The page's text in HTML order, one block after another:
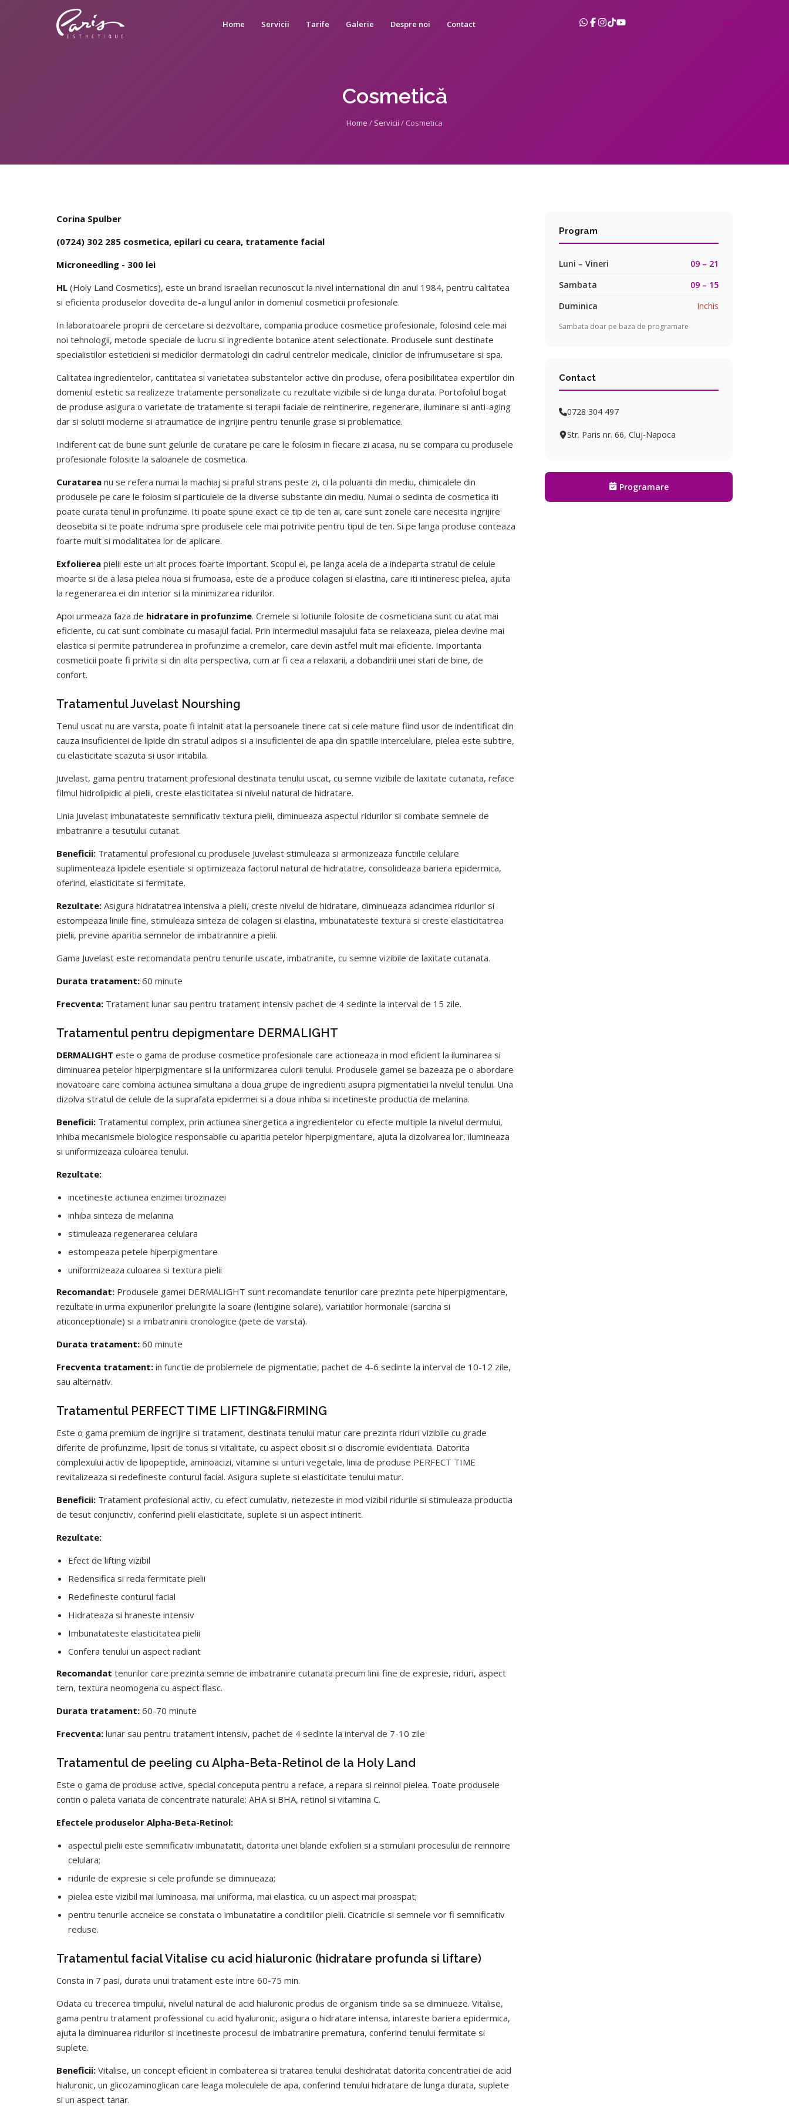
Home Servicii Tarife Galerie Despre noi Contact
Cosmetică
Home / Servicii / Cosmetica
Corina Spulber
(0724) 302 285 cosmetica, epilari cu ceara, tratamente facial
Microneedling - 300 lei
HL (Holy Land Cosmetics), este un brand israelian recunoscut la nivel international din anul 1984, pentru calitatea
si eficienta produselor dovedita de-a lungul anilor in domeniul cosmeticii profesionale.
In laboratoarele proprii de cercetare si dezvoltare, compania produce cosmetice profesionale, folosind cele mai
noi tehnologii, metode speciale de lucru si ingrediente botanice atent selectionate. Produsele sunt destinate
specialistilor esteticieni si medicilor dermatologi din cadrul centrelor medicale, clinicilor de infrumusetare si spa.
Calitatea ingredientelor, cantitatea si varietatea substantelor active din produse, ofera posibilitatea expertilor din
domeniul estetic sa realizeze tratamente personalizate cu rezultate vizibile si de lunga durata. Portofoliul bogat
de produse asigura o varietate de tratamente si terapii faciale de reintinerire, regenerare, iluminare si anti-aging
dar si solutii moderne si atraumatice de ingrijire pentru tenurile grase si problematice.
Indiferent cat de bune sunt gelurile de curatare pe care le folosim in fiecare zi acasa, nu se compara cu produsele
profesionale folosite la saloanele de cosmetica.
Curatarea nu se refera numai la machiaj si praful strans peste zi, ci la poluantii din mediu, chimicalele din
produsele pe care le folosim si particulele de la diverse substante din mediu. Numai o sedinta de cosmetica iti
poate curata tenul in profunzime. Iti poate spune exact ce tip de ten ai, care sunt zonele care necesita ingrijire
deosebita si te poate indruma spre produsele cele mai potrivite pentru tipul de ten. Si pe langa produse conteaza
foarte mult si modalitatea lor de aplicare.
Exfolierea pielii este un alt proces foarte important. Scopul ei, pe langa acela de a indeparta stratul de celule
moarte si de a lasa pielea noua si frumoasa, este de a produce colagen si elastina, care iti intineresc pielea, ajuta
la regenerarea ei din interior si la minimizarea ridurilor.
Apoi urmeaza faza de hidratare in profunzime. Cremele si lotiunile folosite de cosmeticiana sunt cu atat mai
eficiente, cu cat sunt combinate cu masajul facial. Prin intermediul masajului fata se relaxeaza, pielea devine mai
elastica si permite patrunderea in profunzime a cremelor, care devin astfel mult mai eficiente. Importanta
cosmeticii poate fi privita si din alta perspectiva, cum ar fi cea a relaxarii, a dobandirii unei stari de bine, de
confort.
Tratamentul Juvelast Nourshing
Tenul uscat nu are varsta, poate fi intalnit atat la persoanele tinere cat si cele mature fiind usor de indentificat din
cauza insuficientei de lipide din stratul adipos si a insuficientei de apa din spatiile intercelulare, pielea este subtire,
cu elasticitate scazuta si usor iritabila.
Juvelast, gama pentru tratament profesional destinata tenului uscat, cu semne vizibile de laxitate cutanata, reface
filmul hidrolipidic al pielii, creste elasticitatea si nivelul natural de hidratare.
Linia Juvelast imbunatateste semnificativ textura pielii, diminueaza aspectul ridurilor si combate semnele de
imbatranire a tesutului cutanat.
Beneficii: Tratamentul profesional cu produsele Juvelast stimuleaza si armonizeaza functiile celulare
suplimenteaza lipidele esentiale si optimizeaza factorul natural de hidratatre, consolideaza bariera epidermica,
oferind, elasticitate si fermitate.
Rezultate: Asigura hidratatrea intensiva a pielii, creste nivelul de hidratare, diminueaza adancimea ridurilor si
estompeaza liniile fine, stimuleaza sinteza de colagen si elastina, imbunatateste textura si creste elasticitatrea
pielii, previne aparitia semnelor de imbatrannire a pielii.
Gama Juvelast este recomandata pentru tenurile uscate, imbatranite, cu semne vizibile de laxitate cutanata.
Durata tratament: 60 minute
Frecventa: Tratament lunar sau pentru tratament intensiv pachet de 4 sedinte la interval de 15 zile.
Tratamentul pentru depigmentare DERMALIGHT
DERMALIGHT este o gama de produse cosmetice profesionale care actioneaza in mod eficient la iluminarea si
diminuarea petelor hiperpigmentare si la uniformizarea culorii tenului. Produsele gamei se bazeaza pe o abordare
inovatoare care combina actiunea simultana a doua grupe de ingredienti asupra pigmentatiei la nivelul tenului. Una
dizolva stratul de celule de la suprafata epidermei si a doua inhiba si incetineste productia de melanina.
Beneficii: Tratamentul complex, prin actiunea sinergetica a ingredientelor cu efecte multiple la nivelul dermului,
inhiba mecanismele biologice responsabile cu aparitia petelor hiperpigmentare, ajuta la dizolvarea lor, ilumineaza
si uniformizeaza culoarea tenului.
Rezultate:
incetineste actiunea enzimei tirozinazei
inhiba sinteza de melanina
stimuleaza regenerarea celulara
estompeaza petele hiperpigmentare
uniformizeaza culoarea si textura pielii
Recomandat: Produsele gamei DERMALIGHT sunt recomandate tenurilor care prezinta pete hiperpigmentare,
rezultate in urma expunerilor prelungite la soare (lentigine solare), variatiilor hormonale (sarcina si
aticonceptionale) si a imbatranirii cronologice (pete de varsta).
Durata tratament: 60 minute
Frecventa tratament: in functie de problemele de pigmentatie, pachet de 4-6 sedinte la interval de 10-12 zile,
sau alternativ.
Tratamentul PERFECT TIME LIFTING&FIRMING
Este o gama premium de ingrijire si tratament, destinata tenului matur care prezinta riduri vizibile cu grade
diferite de profunzime, lipsit de tonus si vitalitate, cu aspect obosit si o discromie evidentiata. Datorita
complexului activ de lipopeptide, aminoacizi, vitamine si unturi vegetale, linia de produse PERFECT TIME
revitalizeaza si redefineste conturul facial. Asigura suplete si elasticitate tenului matur.
Beneficii: Tratament profesional activ, cu efect cumulativ, netezeste in mod vizibil ridurile si stimuleaza productia
de tesut conjunctiv, conferind pielii elasticitate, suplete si un aspect intinerit.
Rezultate:
Efect de lifting vizibil
Redensifica si reda fermitate pielii
Redefineste conturul facial
Hidrateaza si hraneste intensiv
Imbunatateste elasticitatea pielii
Confera tenului un aspect radiant
Recomandat tenurilor care prezinta semne de imbatranire cutanata precum linii fine de expresie, riduri, aspect
tern, textura neomogena cu aspect flasc.
Durata tratament: 60-70 minute
Frecventa: lunar sau pentru tratament intensiv, pachet de 4 sedinte la interval de 7-10 zile
Tratamentul de peeling cu Alpha-Beta-Retinol de la Holy Land
Este o gama de produse active, special conceputa pentru a reface, a repara si reinnoi pielea. Toate produsele
contin o paleta variata de concentrate naturale: AHA si BHA, retinol si vitamina C.
Efectele produselor Alpha-Beta-Retinol:
aspectul pielii este semnificativ imbunatatit, datorita unei blande exfolieri si a stimularii procesului de reinnoire
celulara;
ridurile de expresie si cele profunde se diminueaza;
pielea este vizibil mai luminoasa, mai uniforma, mai elastica, cu un aspect mai proaspat;
pentru tenurile accneice se constata o imbunatatire a conditiilor pielii. Cicatricile si semnele vor fi semnificativ
reduse.
Tratamentul facial Vitalise cu acid hialuronic (hidratare profunda si liftare)
Consta in 7 pasi, durata unui tratament este intre 60-75 min.
Odata cu trecerea timpului, nivelul natural de acid hialuronic produs de organism tinde sa se diminueze. Vitalise,
gama pentru tratament professional cu acid hyaluronic, asigura o hidratare intensa, intareste bariera epidermica,
ajuta la diminuarea ridurilor si incetineste procesul de imbatranire prematura, conferind tenului fermitate si
suplete.
Beneficii: Vitalise, un concept eficient in combaterea si tratarea tenului deshidratat datorita concentratiei de acid
hialuronic, un glicozaminoglican care leaga moleculele de apa, conferind tenului hidratare de lunga durata, suplete
si un aspect tanar.
Program
Luni – Vineri
09 – 21
Sambata
09 – 15
Duminica
Inchis
Sambata doar pe baza de programare
Contact
0728 304 497
Str. Paris nr. 66, Cluj-Napoca
Programare